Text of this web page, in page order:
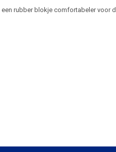
rubber blokje comfortabeler